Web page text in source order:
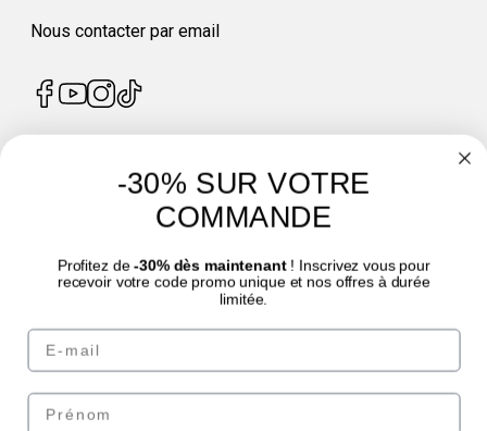
Nous contacter par email
4.7/5
© Laboratoire des GRANIONS 2026 | Paiement sécurisé | *Norme AFNOR NF EN
eafit.com|punch-power.com
-30% SUR VOTRE
COMMANDE
Profitez de -30% dès maintenant! Inscrivez vous pour
recevoir votre code promo unique et nos offres à durée
limitée.
Email
Prénom